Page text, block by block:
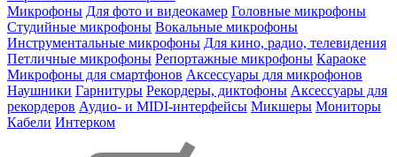
Микрофоны Для фото и видеокамер Головные микрофоны
Студийные микрофоны Вокальные микрофоны
Инструментальные микрофоны Для кино, радио, телевидения
Петличные микрофоны Репортажные микрофоны Караоке
Микрофоны для смартфонов Аксессуары для микрофонов
Наушники Гарнитуры Рекордеры, диктофоны Аксессуары для
рекордеров Аудио- и MIDI-интерфейсы Микшеры Мониторы
Кабели Интерком